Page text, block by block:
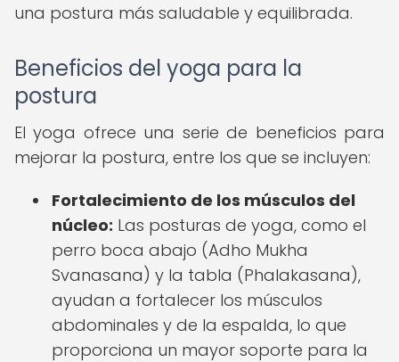
una postura más saludable y equilibrada.
Beneficios del yoga para la
postura
El yoga ofrece una serie de beneficios para
mejorar la postura, entre los que se incluyen:
Fortalecimiento de los músculos del
núcleo: Las posturas de yoga, como el
perro boca abajo (Adho Mukha
Svanasana) y la tabla (Phalakasana),
ayudan a fortalecer los músculos
abdominales y de la espalda, lo que
proporciona un mayor soporte para la